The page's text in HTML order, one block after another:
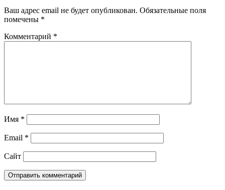
Ваш адрес email не будет опубликован. Обязательные поля
помечены *
Комментарий *
Имя *
Email *
Сайт